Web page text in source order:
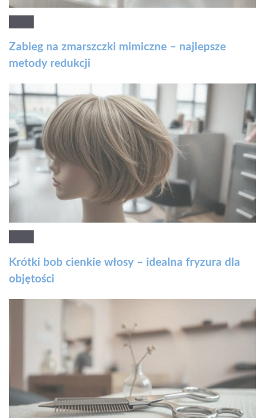
Zabieg na zmarszczki mimiczne – najlepsze
metody redukcji
Krótki bob cienkie włosy – idealna fryzura dla
objętości